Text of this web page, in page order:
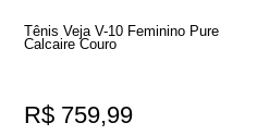
Tênis Veja V-10 Feminino Pure
Calcaire Couro
R$ 759,99